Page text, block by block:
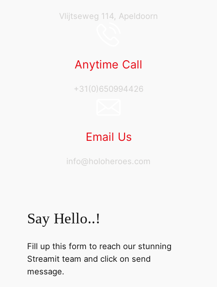
Vlijtseweg 114, Apeldoorn
Anytime Call
+31(0)650994426
Email Us
info@holoheroes.com
Say Hello..!
Fill up this form to reach our stunning
Streamit team and click on send
message.